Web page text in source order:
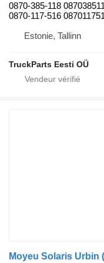
0870-385-118
0870-117-516
Estonie, Tallinn
TruckParts Eesti OÜ